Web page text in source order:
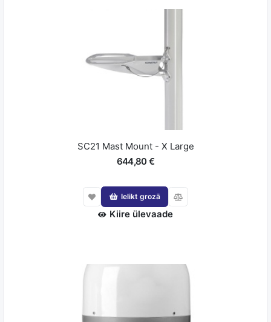
SC21 Mast Mount - X Large
644,80 €
Ielikt grozā
Kiire ülevaade